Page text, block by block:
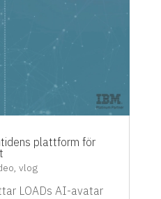
plattform för
, vlog
LOADs AI-avatar